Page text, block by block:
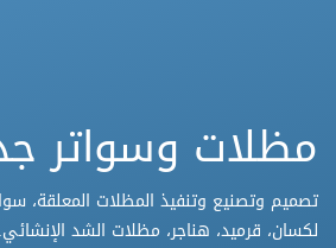
مظلات وسواتر
تصميم وتصنيع وتنفيذ المظلات المعلقة،
لكسان، قرميد، هناجر، مظلات الشد الإنشائي.